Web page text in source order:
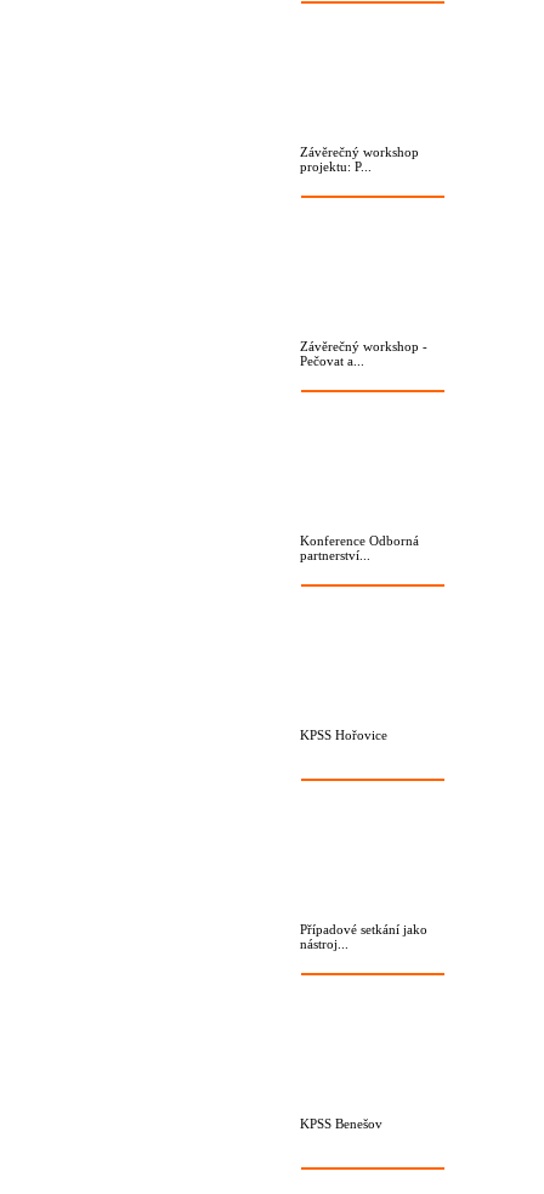
Závěrečný workshop
projektu: P...
Závěrečný workshop -
Pečovat a...
Konference Odborná
partnerství...
KPSS Hořovice
Případové setkání jako
nástroj...
KPSS Benešov